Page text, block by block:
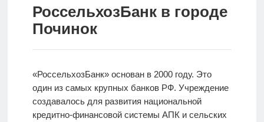
Ипотеки
РоссельхозБанк в городе
Починок
«РоссельхозБанк» основан в 2000 году. Это
один из самых крупных банков РФ. Учреждение
создавалось для развития национальной
кредитно-финансовой системы АПК и сельских